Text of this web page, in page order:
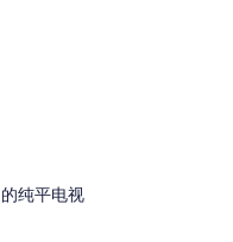
纯平电视